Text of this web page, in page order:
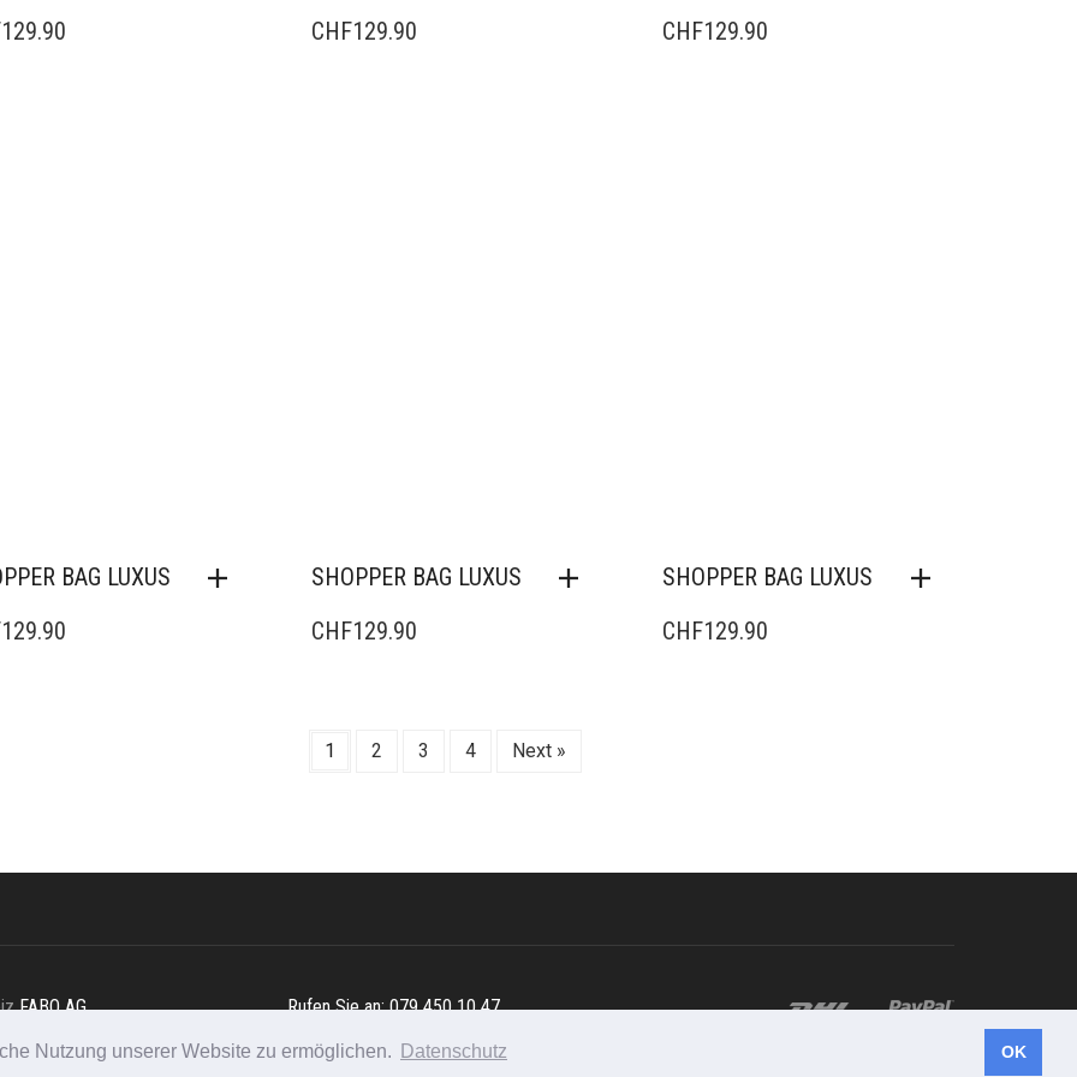
Nutzung unserer Website zu ermöglichen. Datenschutz OK
129.90 CHF129.90 CHF129.90
BAG LUXUS
129.90
SHOPPER BAG LUXUS
CHF129.90
SHOPPER BAG LUXUS
CHF129.90
1 2 3 4 Next »
FABO AG Rufen Sie an: 079 450 10 47